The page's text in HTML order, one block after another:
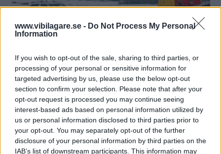
www.vibilagare.se - Do Not Process My Personal
Information
If you wish to opt-out of the sale, sharing to third parties, or
processing of your personal or sensitive information for
targeted advertising by us, please use the below opt-out
section to confirm your selection. Please note that after your
opt-out request is processed you may continue seeing
interest-based ads based on personal information utilized by
us or personal information disclosed to third parties prior to
your opt-out. You may separately opt-out of the further
disclosure of your personal information by third parties on the
IAB’s list of downstream participants. This information may
Vissa bilar har reservkrafter till att för egen maskin köras upp – och från – en
hjälpande bärgningsbil. Men det finns bilar som låser drivhjulen helt när
strömmen tagit slut.
Det norska testetspremisser var att så fort bilen inte
längre kunde hålla normalt trafiktempo så ansågs testet